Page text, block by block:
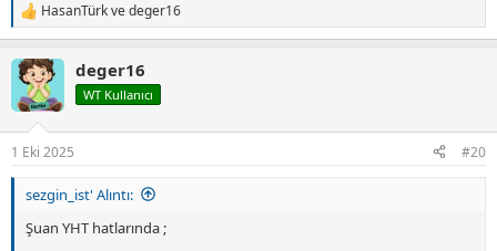
T
e
k
l
HasanTürkvedeger16
deger16
WT Kullanıcı
1 Eki 2025 #20
sezgin_ist' Alıntı:
Şuan YHT hatlarında ;